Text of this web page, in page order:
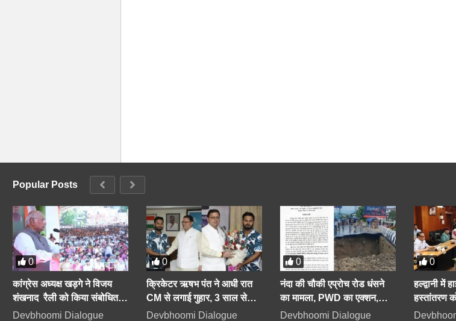
Popular Posts
0
कांग्रेस अध्यक्ष खड़गे ने विजय
शंखनाद रैली को किया संबोधित,
केंद्र-राज्य सरकारों पर साध
Devbhoomi Dialogue
0
क्रिकेटर ऋषभ पंत ने आधी रात
CM से लगाई गुहार, 3 साल से
भटक रहा हूं, उत्तराखंड में नहीं मिल
Devbhoomi Dialogue
0
नंदा की चौकी एप्रोच रोड धंसने
का मामला, PWD का एक्शन,
अधिशाषी अभियंता निलंबित
Devbhoomi Dialogue
0
हल्द्वानी में
हस्तांतरण
कैबिनेट के